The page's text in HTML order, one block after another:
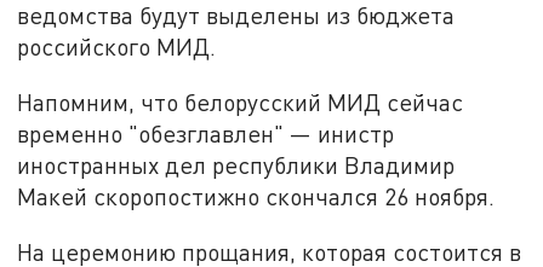
ведомства будут выделены из бюджета
российского МИД.
Напомним, что белорусский МИД сейчас
временно "обезглавлен" — инистр
иностранных дел республики Владимир
Макей скоропостижно скончался 26 ноября.
На церемонию прощания, которая состоится в